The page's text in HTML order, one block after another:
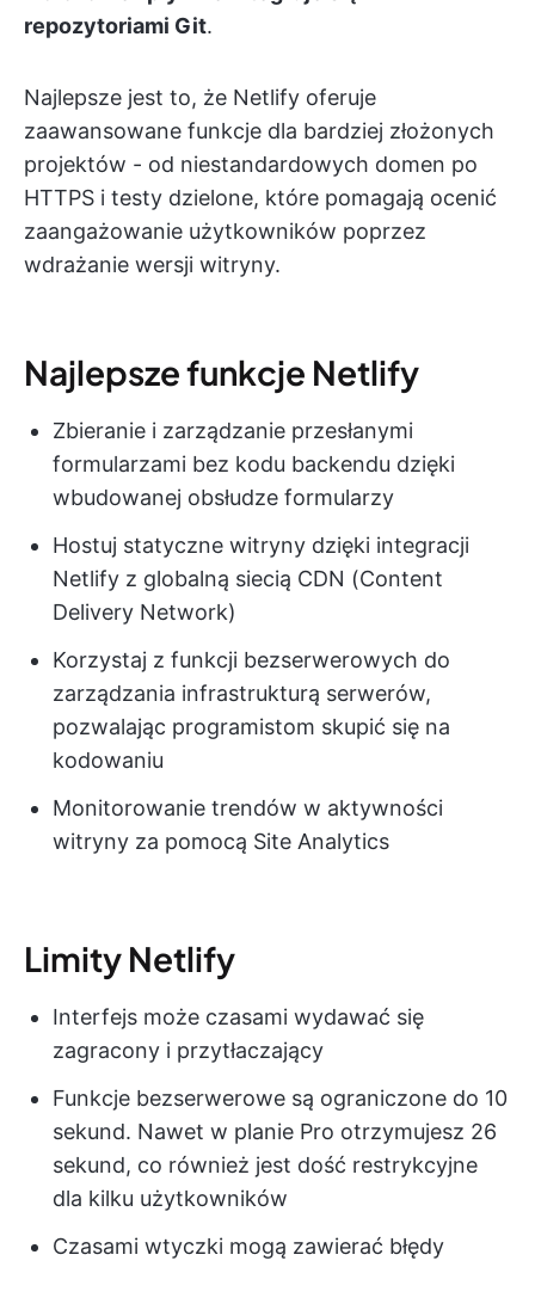
repozytoriami Git.
Najlepsze jest to, że Netlify oferuje
zaawansowane funkcje dla bardziej złożonych
projektów - od niestandardowych domen po
HTTPS i testy dzielone, które pomagają ocenić
zaangażowanie użytkowników poprzez
wdrażanie wersji witryny.
Najlepsze funkcje Netlify
Zbieranie i zarządzanie przesłanymi
formularzami bez kodu backendu dzięki
wbudowanej obsłudze formularzy
Hostuj statyczne witryny dzięki integracji
Netlify z globalną siecią CDN (Content
Delivery Network)
Korzystaj z funkcji bezserwerowych do
zarządzania infrastrukturą serwerów,
pozwalając programistom skupić się na
kodowaniu
Monitorowanie trendów w aktywności
witryny za pomocą Site Analytics
Limity Netlify
Interfejs może czasami wydawać się
zagracony i przytłaczający
Funkcje bezserwerowe są ograniczone do 10
sekund. Nawet w planie Pro otrzymujesz 26
sekund, co również jest dość restrykcyjne
dla kilku użytkowników
Czasami wtyczki mogą zawierać błędy